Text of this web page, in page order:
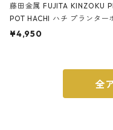
藤田金属 FUJITA KINZOKU
POT HACHI ハチ プランター
ト 3号 ブラック
¥4,950
全